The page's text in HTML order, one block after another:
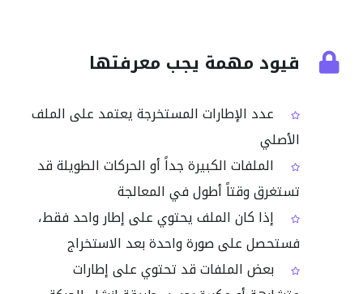
قيود مهمة يجب معرفتها
عدد الإطارات المستخرجة يعتمد على الملف
الأصلي
الملفات الكبيرة جداً أو الحركات الطويلة قد
تستغرق وقتاً أطول في المعالجة
إذا كان الملف يحتوي على إطار واحد فقط،
فستحصل على صورة واحدة بعد الاستخراج
بعض الملفات قد تحتوي على إطارات